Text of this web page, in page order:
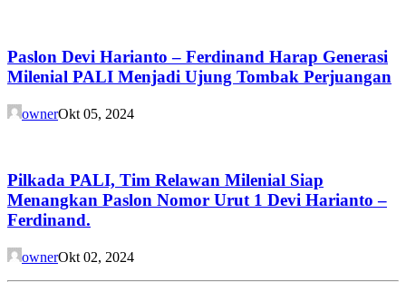
Paslon Devi Harianto – Ferdinand Harap Generasi
Milenial PALI Menjadi Ujung Tombak Perjuangan
ownerOkt 05, 2024
Pilkada PALI, Tim Relawan Milenial Siap
Menangkan Paslon Nomor Urut 1 Devi Harianto –
Ferdinand.
ownerOkt 02, 2024